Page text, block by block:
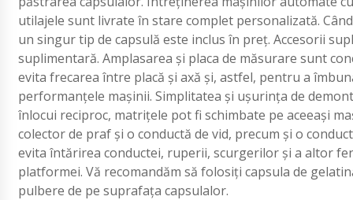
utilajele sunt livrate în stare complet personalizată.
un singur tip de capsulă este inclus în preț. Accesorii
suplimentară. Amplasarea și placa de măsurare sunt
evita frecarea între placă și axă și, astfel, pentru a
performanțele mașinii. Simplitatea și ușurința de
înlocui reciproc, matrițele pot fi schimbate pe aceeași
colector de praf și o conductă de vid, precum și o
evita întărirea conductei, ruperii, scurgerilor și a altor
platformei. Vă recomandăm să folosiți capsula de
pulbere de pe suprafața capsulalor.